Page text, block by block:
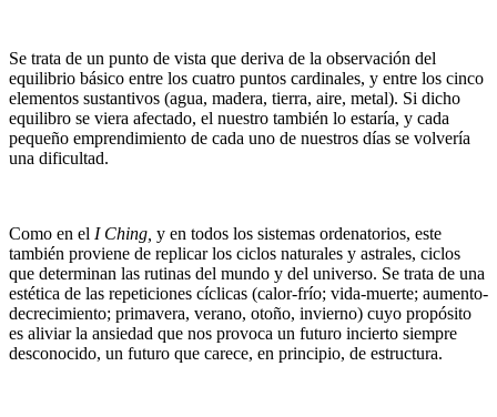
Se trata de un punto de vista que deriva de la observación del
equilibrio básico entre los cuatro puntos cardinales, y entre los cinco
elementos sustantivos (agua, madera, tierra, aire, metal). Si dicho
equilibro se viera afectado, el nuestro también lo estaría, y cada
pequeño emprendimiento de cada uno de nuestros días se volvería
una dificultad.
Como en el I Ching, y en todos los sistemas ordenatorios, este
también proviene de replicar los ciclos naturales y astrales, ciclos
que determinan las rutinas del mundo y del universo. Se trata de una
estética de las repeticiones cíclicas (calor-frío; vida-muerte; aumento-
decrecimiento; primavera, verano, otoño, invierno) cuyo propósito
es aliviar la ansiedad que nos provoca un futuro incierto siempre
desconocido, un futuro que carece, en principio, de estructura.